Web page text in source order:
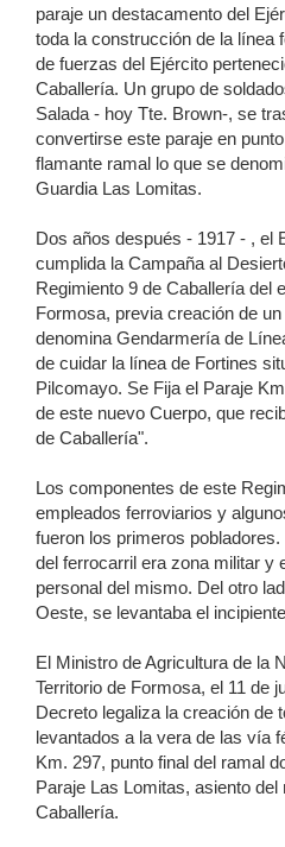
paraje un destacamento del
toda la construcción de la línea
de fuerzas del Ejército
Caballería. Un grupo de
Salada - hoy Tte. Brown-, se
convertirse este paraje en
flamante ramal lo que se
Guardia Las Lomitas.
Dos años después - 1917 - , el
cumplida la Campaña al
Regimiento 9 de Caballería del
Formosa, previa creación de
denomina Gendarmería de
de cuidar la línea de Fortines
Pilcomayo. Se Fija el Paraje
de este nuevo Cuerpo, que
de Caballería".
Los componentes de este
empleados ferroviarios y
fueron los primeros
del ferrocarril era zona militar y
personal del mismo. Del otro
Oeste, se levantaba el
El Ministro de Agricultura de la
Territorio de Formosa, el 11 de
Decreto legaliza la creación de
levantados a la vera de las vía
Km. 297, punto final del ramal
Paraje Las Lomitas, asiento
Caballería.